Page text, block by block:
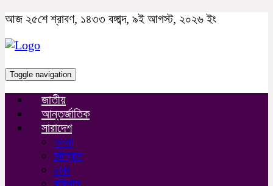
আজ ২৫শে শ্রাবণ, ১৪৩৩ বঙ্গাব্দ, ৯ই আগস্ট, ২০২৬ ইং
Toggle navigation
জাতীয়
আন্তর্জাতিক
সারাদেশ
খুলনা
চট্টগ্রাম
ঢাকা